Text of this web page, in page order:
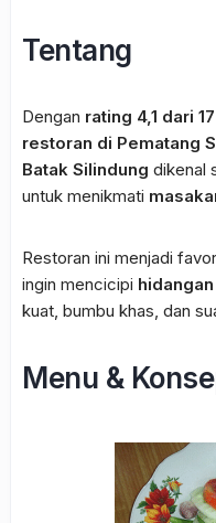
Tentang
Dengan rating 4,1 dari
restoran di Pematang
Batak Silindung dikenal
untuk menikmati
Restoran ini menjadi
ingin mencicipi
kuat, bumbu khas, dan
Menu &